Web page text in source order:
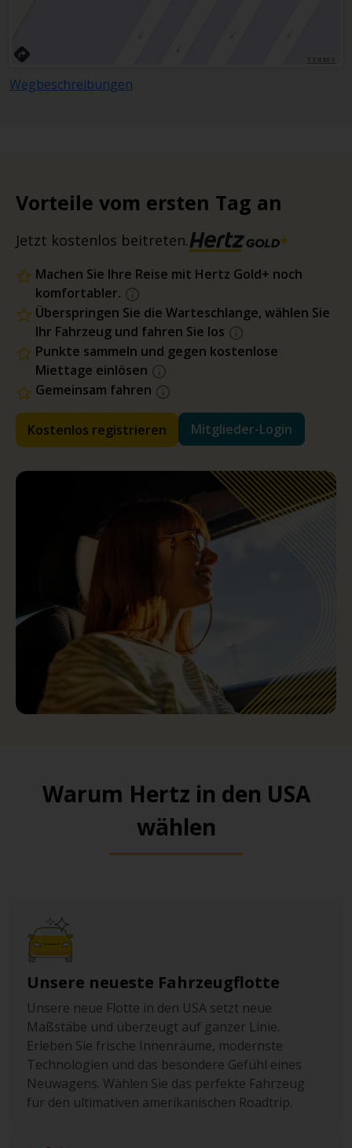
Wegbeschreibungen
Vorteile vom ersten Tag an
Jetzt kostenlos beitreten.
Machen Sie Ihre Reise mit Hertz Gold+ noch
komfortabler.
Überspringen Sie die Warteschlange, wählen Sie
Ihr Fahrzeug und fahren Sie los
Punkte sammeln und gegen kostenlose
Miettage einlösen
Gemeinsam fahren
Kostenlos registrieren Mitglieder-Login
Warum Hertz in den USA
wählen
Unsere neueste Fahrzeugflotte
Unsere neue Flotte in den USA setzt neue
Maßstäbe und überzeugt auf ganzer Linie.
Erleben Sie frische Innenräume, modernste
Technologien und das besondere Gefühl eines
Neuwagens. Wählen Sie das perfekte Fahrzeug
für den ultimativen amerikanischen Roadtrip.